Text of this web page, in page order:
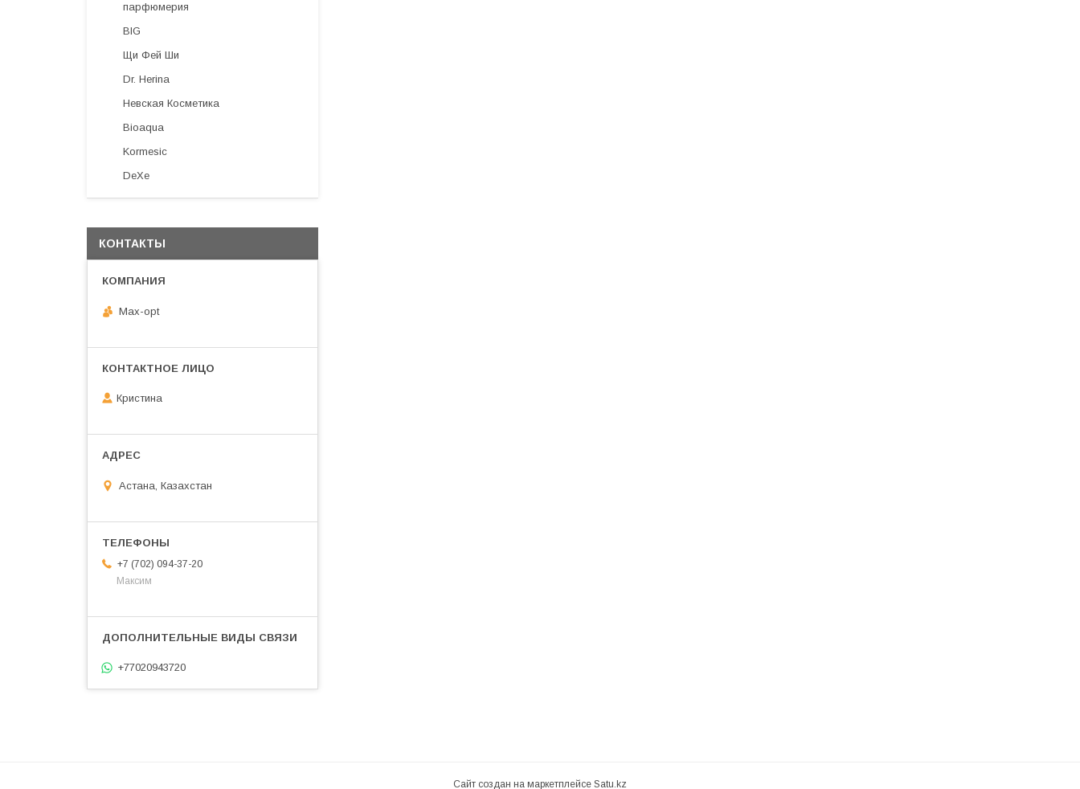
парфюмерия
BIG
Щи Фей Ши
Dr. Herina
Невская Косметика
Bioaqua
Kormesic
DeXe
КОНТАКТЫ
Max-opt
Кристина
Астана, Казахстан
+7 (702) 094-37-20
Максим
+77020943720
Сайт создан на маркетплейсе Satu.kz